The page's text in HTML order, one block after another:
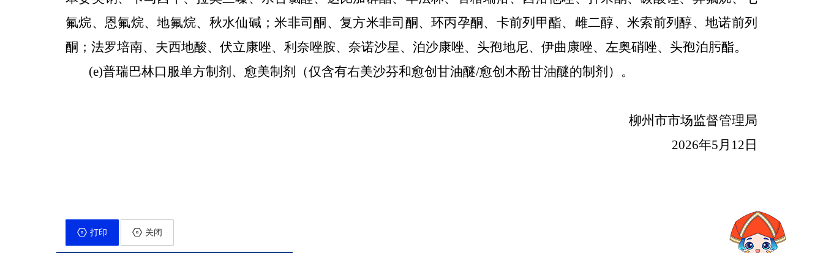
氟烷、恩氟烷、地氟烷、秋水仙碱；米非司酮、复方米非司酮、环丙孕酮、卡前列甲酯、雌二醇、米索前列醇、地诺前列
酮；法罗培南、夫西地酸、伏立康唑、利奈唑胺、奈诺沙星、泊沙康唑、头孢地尼、伊曲康唑、左奥硝唑、头孢泊肟酯。
(e)普瑞巴林口服单方制剂、愈美制剂（仅含有右美沙芬和愈创甘油醚/愈创木酚甘油醚的制剂）。
柳州市市场监督管理局
2026年5月12日
打印 关闭